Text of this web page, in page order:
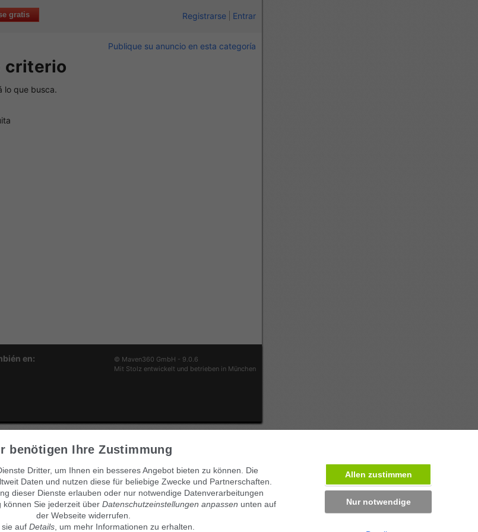
gratis Registrarse Entrar
Publique su anuncio en esta categoría
criterio
lo que busca.
en:
© Maven360 GmbH - 9.0.6
Mit Stolz entwickelt und betrieben in München
benötigen Ihre Zustimmung
Dritter, um Ihnen ein besseres Angebot bieten zu können. Die
Daten und nutzen diese für beliebige Zwecke und Partnerschaften.
dieser Dienste erlauben oder nur notwendige Datenverarbeitungen
können Sie jederzeit über Datenschutzeinstellungen anpassen unten auf
der Webseite widerrufen.
sie auf Details, um mehr Informationen zu erhalten.
Allen zustimmen
Nur notwendige